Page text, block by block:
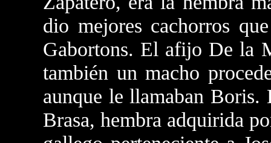
dio mejores cachorros
Gabortons. El afijo De la
también un macho
aunque le llamaban
Brasa, hembra adquirida